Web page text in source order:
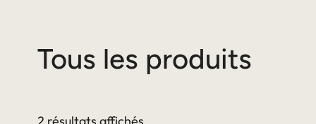
Tous les produits